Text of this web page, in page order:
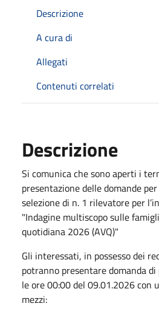
Descrizione
A cura di
Allegati
Contenuti correlati
Descrizione
Si comunica che sono aperti i
presentazione delle domande
selezione di n. 1 rilevatore per
"Indagine multiscopo sulle
quotidiana 2026 (AVQ)"
Gli interessati, in possesso dei
potranno presentare domanda
le ore 00:00 del 09.01.2026 con
mezzi: